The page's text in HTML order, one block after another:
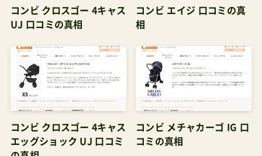
コンビ クロスゴー 4キャス
UJ 口コミの真相
コンビ エイジ 口コミの真
相
コンビ クロスゴー 4キャス
エッグショック UJ 口コミ
コンビ メチャカーゴ IG 口
コミの真相